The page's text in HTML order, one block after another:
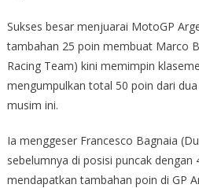
Sukses besar menjuarai MotoGP
tambahan 25 poin membuat Marco
Racing Team) kini memimpin
mengumpulkan total 50 poin dari
musim ini.
Ia menggeser Francesco Bagnaia
sebelumnya di posisi puncak dengan
mendapatkan tambahan poin di GP